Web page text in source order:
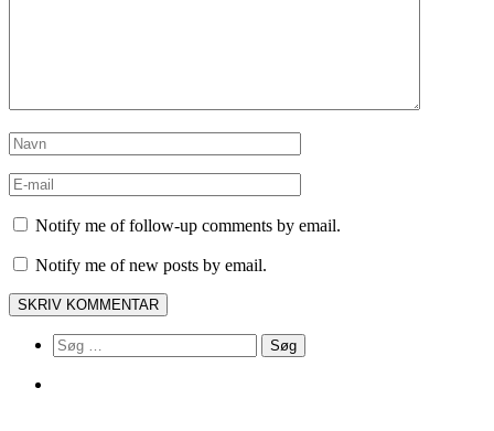
Notify me of follow-up comments by email.
Notify me of new posts by email.
Søg
efter: